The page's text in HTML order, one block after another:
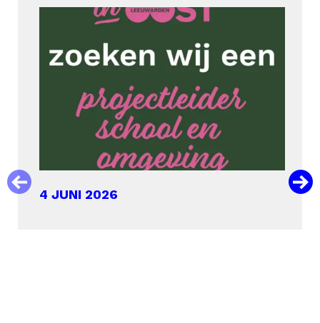
4 JUNI 2026